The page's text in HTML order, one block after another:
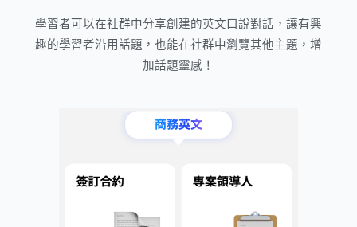
學習者可以在社群中分享創建的英文口說對話，讓有興
趣的學習者沿用話題，也能在社群中瀏覽其他主題，增
加話題靈感！